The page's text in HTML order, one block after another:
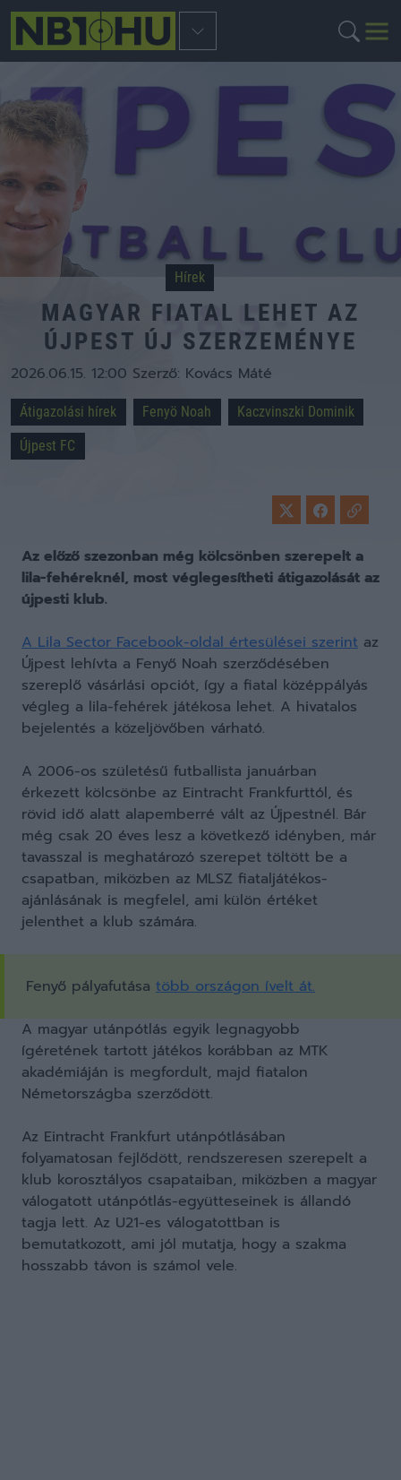
Hírek
MAGYAR FIATAL LEHET AZ
ÚJPEST ÚJ SZERZEMÉNYE
2026.06.15. 12:00 Szerző: Kovács Máté
Átigazolási hírek Fenyö Noah
Kaczvinszki Dominik
Újpest FC
Az előző szezonban még kölcsönben szerepelt a
lila-fehéreknél, most véglegesítheti átigazolását az
újpesti klub.
A Lila Sector Facebook-oldal értesülései szerint az
Újpest lehívta a Fenyő Noah szerződésében
szereplő vásárlási opciót, így a fiatal középpályás
végleg a lila-fehérek játékosa lehet. A hivatalos
bejelentés a közeljövőben várható.
A 2006-os születésű futballista januárban
érkezett kölcsönbe az Eintracht Frankfurttól, és
rövid idő alatt alapemberré vált az Újpestnél. Bár
még csak 20 éves lesz a következő idényben, már
tavasszal is meghatározó szerepet töltött be a
csapatban, miközben az MLSZ fiataljátékos-
ajánlásának is megfelel, ami külön értéket
jelenthet a klub számára.
Fenyő pályafutása több országon ívelt át.
A magyar utánpótlás egyik legnagyobb
ígéretének tartott játékos korábban az MTK
akadémiáján is megfordult, majd fiatalon
Németországba szerződött.
Az Eintracht Frankfurt utánpótlásában
folyamatosan fejlődött, rendszeresen szerepelt a
klub korosztályos csapataiban, miközben a magyar
válogatott utánpótlás-együtteseinek is állandó
tagja lett. Az U21-es válogatottban is
bemutatkozott, ami jól mutatja, hogy a szakma
hosszabb távon is számol vele.